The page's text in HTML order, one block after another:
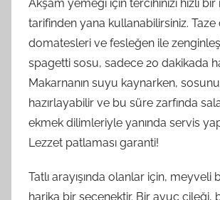
Akşam yemeği için tercihinizi hızlı
tarifinden yana kullanabilirsiniz.
domatesleri ve fesleğen ile
spagetti sosu, sadece 20 dakikada
Makarnanın suyu kaynarken,
hazırlayabilir ve bu süre zarfında
ekmek dilimleriyle yanında servis
Lezzet patlaması garanti!
Tatlı arayışında olanlar için, meyveli
harika bir seçenektir. Bir avuç çileği,